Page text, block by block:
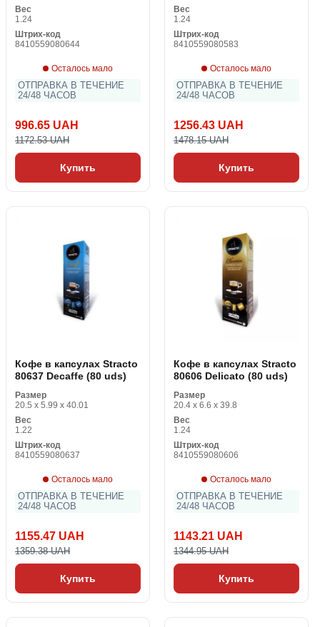
Вес
1.24
Штрих-код
8410559080644
Осталось мало
ОТПРАВКА В ТЕЧЕНИЕ
24/48 ЧАСОВ
996.65 UAH
1172.53 UAH
Купить
Вес
1.24
Штрих-код
8410559080583
Осталось мало
ОТПРАВКА В ТЕЧЕНИЕ
24/48 ЧАСОВ
1256.43 UAH
1478.15 UAH
Купить
Кофе в капсулах Stracto
80637 Decaffe (80 uds)
Размер
20.5 x 5.99 x 40.01
Вес
1.22
Штрих-код
8410559080637
Осталось мало
ОТПРАВКА В ТЕЧЕНИЕ
24/48 ЧАСОВ
1155.47 UAH
1359.38 UAH
Купить
Кофе в капсулах Stracto
80606 Delicato (80 uds)
Размер
20.4 x 6.6 x 39.8
Вес
1.24
Штрих-код
8410559080606
Осталось мало
ОТПРАВКА В ТЕЧЕНИЕ
24/48 ЧАСОВ
1143.21 UAH
1344.95 UAH
Купить